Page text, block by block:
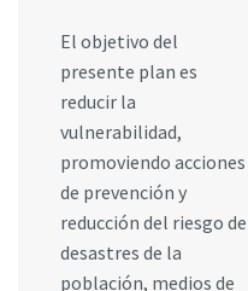
El objetivo del
presente plan es
reducir la
vulnerabilidad,
promoviendo acciones
de prevención y
reducción del riesgo de
desastres de la
población, medios de